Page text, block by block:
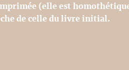
(elle est
de celle du livre initial.